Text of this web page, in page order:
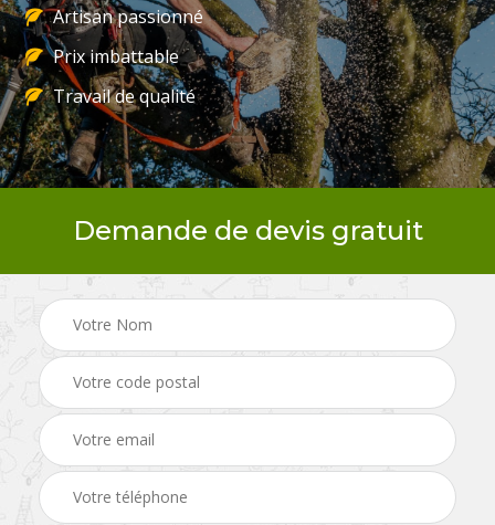
Artisan passionné
Prix imbattable
Travail de qualité
Demande de devis gratuit